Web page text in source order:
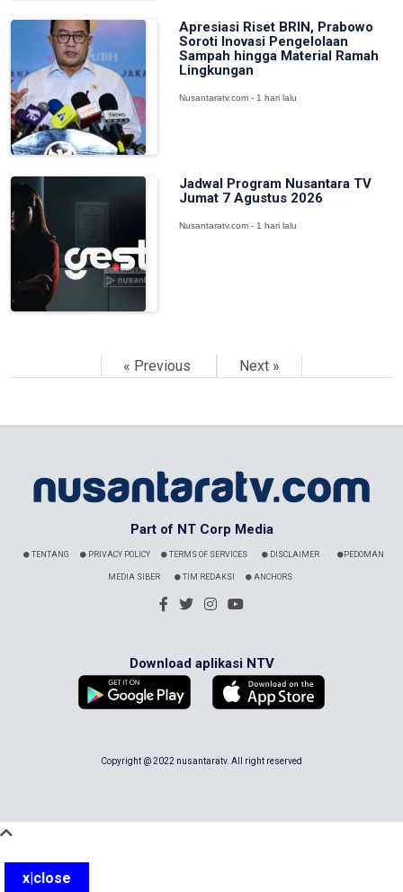
Apresiasi Riset BRIN, Prabowo
Soroti Inovasi Pengelolaan
Sampah hingga Material Ramah
Lingkungan
Nusantaratv.com - 1 hari lalu
Jadwal Program Nusantara TV
Jumat 7 Agustus 2026
Nusantaratv.com - 1 hari lalu
« Previous Next »
Part of NT Corp Media
TENTANG PRIVACY POLICY TERMS OF SERVICES DISCLAIMER PEDOMAN
MEDIA SIBER TIM REDAKSI ANCHORS
Download aplikasi NTV
Copyright @ 2022 nusantaratv. All right reserved
x|close